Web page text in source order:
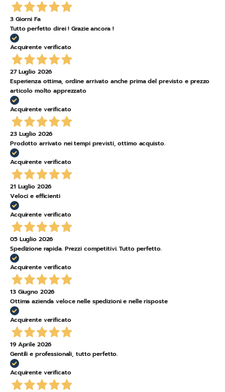
3 Giorni Fa
Tutto perfetto direi ! Grazie ancora !
Acquirente verificato
27 Luglio 2026
Esperienza ottima, ordine arrivato anche prima del previsto e prezzo
articolo molto apprezzato
Acquirente verificato
23 Luglio 2026
Prodotto arrivato nei tempi previsti, ottimo acquisto.
Acquirente verificato
21 Luglio 2026
Veloci e efficienti
Acquirente verificato
05 Luglio 2026
Spedizione rapida. Prezzi competitivi. Tutto perfetto.
Acquirente verificato
13 Giugno 2026
Ottima azienda veloce nelle spedizioni e nelle risposte
Acquirente verificato
19 Aprile 2026
Gentili e professionali, tutto perfetto.
Acquirente verificato